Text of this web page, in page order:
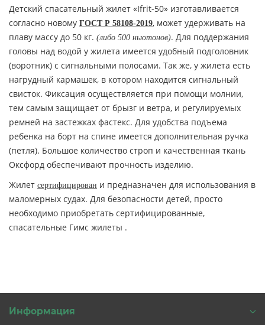
Детский спасательный жилет «Ifrit-50» изготавливается
согласно новому ГОСТ Р 58108-2019, может удерживать на
плаву массу до 50 кг. (либо 500 ньютонов). Для поддержания
головы над водой у жилета имеется удобный подголовник
(воротник) с сигнальными полосами. Так же, у жилета есть
нагрудный кармашек, в котором находится сигнальный
свисток. Фиксация осуществляется при помощи молнии,
тем самым защищает от брызг и ветра, и регулируемых
ремней на застежках фастекс. Для удобства подъема
ребенка на борт на спине имеется дополнительная ручка
(петля). Большое количество строп и качественная ткань
Оксфорд обеспечивают прочность изделию.
Жилет сертифицирован и предназначен для использования в
маломерных судах. Для безопасности детей, просто
необходимо приобретать сертифицированные,
спасательные Гимс жилеты .
Информация